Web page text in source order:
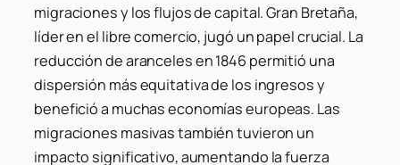
migraciones y los flujos de capital. Gran Bretaña,
líder en el libre comercio, jugó un papel crucial. La
reducción de aranceles en 1846 permitió una
dispersión más equitativa de los ingresos y
benefició a muchas economías europeas. Las
migraciones masivas también tuvieron un
impacto significativo, aumentando la fuerza